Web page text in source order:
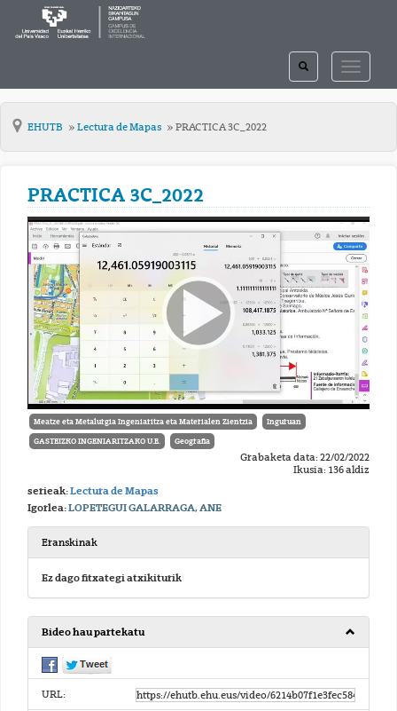
TOGGLE
TOGGLE
SEARCH
EHUTB Lectura de Mapas PRACTICA 3C_2022
PRACTICA 3C_2022
Meatze eta Metalurgia Ingeniaritza eta Materialen Zientzia Inguruan
GASTEIZKO INGENIARITZAKO U.E. Geografia
Grabaketa data: 22/02/2022
Ikusia: 136 aldiz
serieak:Lectura de Mapas
Igorlea:LOPETEGUI GALARRAGA, ANE
Eranskinak
Ez dago fitxategi atxikiturik
Bideo hau partekatu
URL: